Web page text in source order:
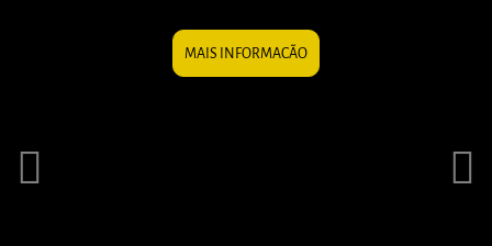
MAIS INFORMACÃO